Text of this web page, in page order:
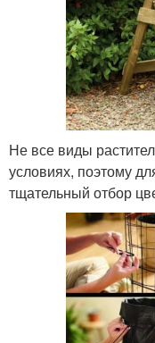
Не все виды
условиях, поэтому
тщательный отбор